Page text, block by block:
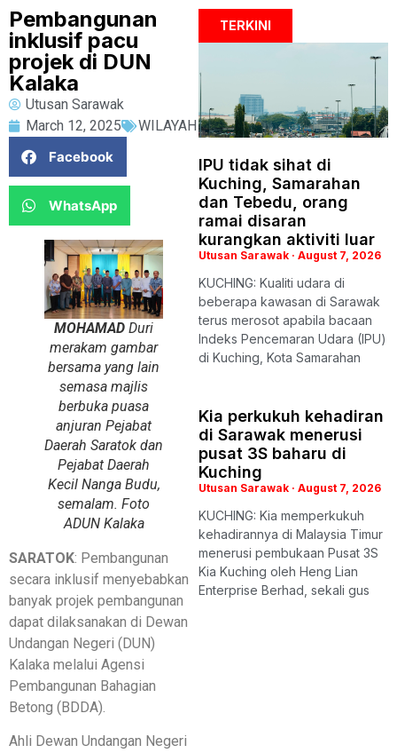
Pembangunan
inklusif pacu
projek di DUN
Kalaka
Utusan Sarawak
March 12, 2025
WILAYAH
Facebook
WhatsApp
MOHAMAD Duri
merakam gambar
bersama yang lain
semasa majlis
berbuka puasa
anjuran Pejabat
Daerah Saratok dan
Pejabat Daerah
Kecil Nanga Budu,
semalam. Foto
ADUN Kalaka
SARATOK: Pembangunan
secara inklusif menyebabkan
banyak projek pembangunan
dapat dilaksanakan di Dewan
Undangan Negeri (DUN)
Kalaka melalui Agensi
Pembangunan Bahagian
Betong (BDDA).
Ahli Dewan Undangan Negeri
TERKINI
IPU tidak sihat di
Kuching, Samarahan
dan Tebedu, orang
ramai disaran
kurangkan aktiviti luar
Utusan Sarawak August 7, 2026
KUCHING: Kualiti udara di
beberapa kawasan di Sarawak
terus merosot apabila bacaan
Indeks Pencemaran Udara (IPU)
di Kuching, Kota Samarahan
Kia perkukuh kehadiran
di Sarawak menerusi
pusat 3S baharu di
Kuching
Utusan Sarawak August 7, 2026
KUCHING: Kia memperkukuh
kehadirannya di Malaysia Timur
menerusi pembukaan Pusat 3S
Kia Kuching oleh Heng Lian
Enterprise Berhad, sekali gus